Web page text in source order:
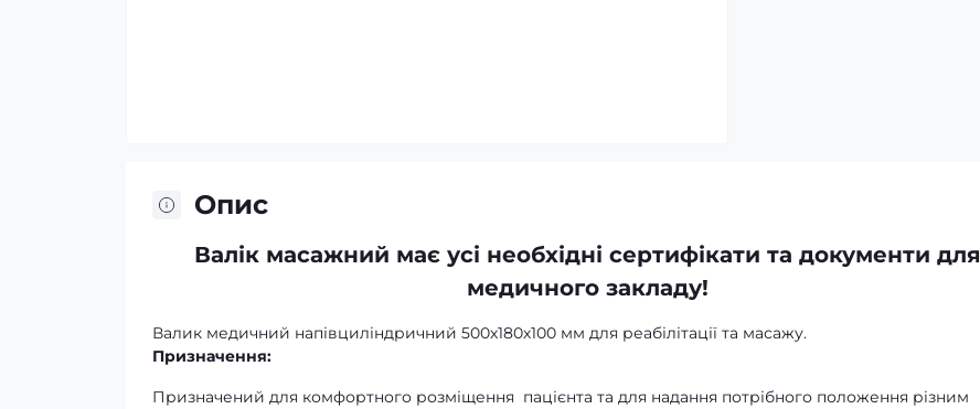
Опис
Валік масажний має усі необхідні сертифікати та документи для
медичного закладу!
Валик медичний напівциліндричний 500х180х100 мм для реабілітації та масажу.
Призначення:
Призначений для комфортного розміщення пацієнта та для надання потрібного положення різним